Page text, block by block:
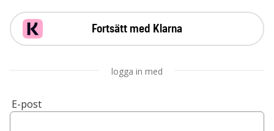
Fortsätt med Klarna
logga in med
E-post